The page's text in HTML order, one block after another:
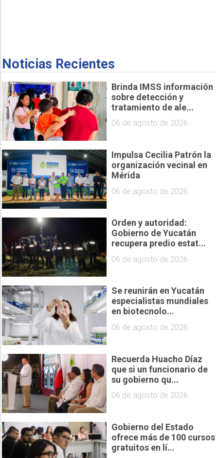
Noticias Recientes
Brinda IMSS información
sobre detección y
tratamiento de ale...
06 de agosto de 2026
Impulsa Cecilia Patrón la
organización vecinal en
Mérida
06 de agosto de 2026
Orden y autoridad:
Gobierno de Yucatán
recupera predio estat...
06 de agosto de 2026
Se reunirán en Yucatán
especialistas mundiales
en biotecnolo...
06 de agosto de 2026
Recuerda Huacho Díaz
que si un funcionario de
su gobierno qu...
06 de agosto de 2026
Gobierno del Estado
ofrece más de 100 cursos
gratuitos en lí...